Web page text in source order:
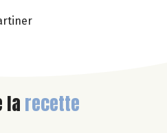
larecette